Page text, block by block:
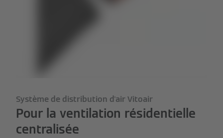
Système de distribution d'air Vitoair
Pour la ventilation résidentielle
centralisée